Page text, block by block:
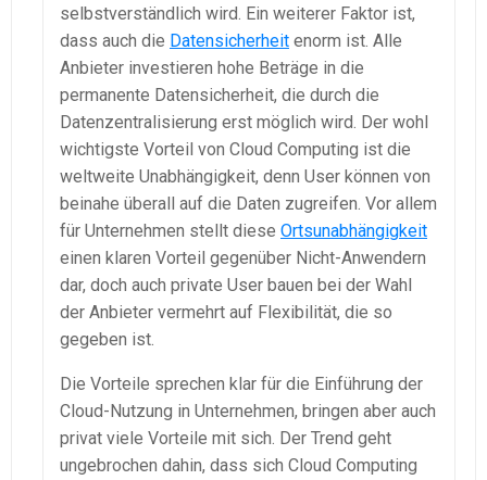
selbstverständlich wird. Ein weiterer Faktor ist,
dass auch die Datensicherheit enorm ist. Alle
Anbieter investieren hohe Beträge in die
permanente Datensicherheit, die durch die
Datenzentralisierung erst möglich wird. Der wohl
wichtigste Vorteil von Cloud Computing ist die
weltweite Unabhängigkeit, denn User können von
beinahe überall auf die Daten zugreifen. Vor allem
für Unternehmen stellt diese Ortsunabhängigkeit
einen klaren Vorteil gegenüber Nicht-Anwendern
dar, doch auch private User bauen bei der Wahl
der Anbieter vermehrt auf Flexibilität, die so
gegeben ist.
Die Vorteile sprechen klar für die Einführung der
Cloud-Nutzung in Unternehmen, bringen aber auch
privat viele Vorteile mit sich. Der Trend geht
ungebrochen dahin, dass sich Cloud Computing